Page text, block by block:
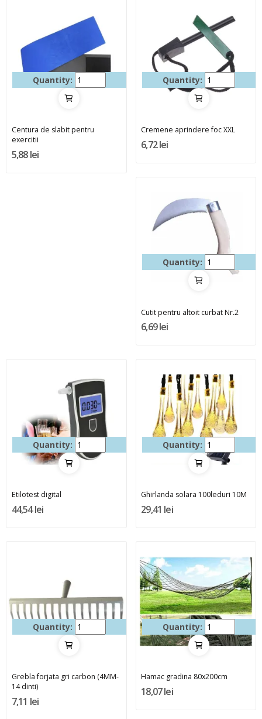
Quantity:
Centura de slabit pentru
exercitii
5,88 lei
Quantity:
Cremene aprindere foc XXL
6,72 lei
Quantity:
Cutit pentru altoit curbat Nr.2
6,69 lei
Quantity:
Etilotest digital
44,54 lei
Quantity:
Ghirlanda solara 100leduri 10M
29,41 lei
Quantity:
Grebla forjata gri carbon (4MM-
14 dinti)
7,11 lei
Quantity:
Hamac gradina 80x200cm
18,07 lei